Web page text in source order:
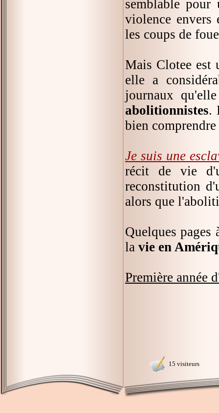
semblable
violence envers
les coups de
Mais Clotee est
elle a
journaux
abolitionnistes.
bien
Je suis une
récit de vie
reconstitution
alors que
Quelques
la vie en
Première année
15 visiteurs